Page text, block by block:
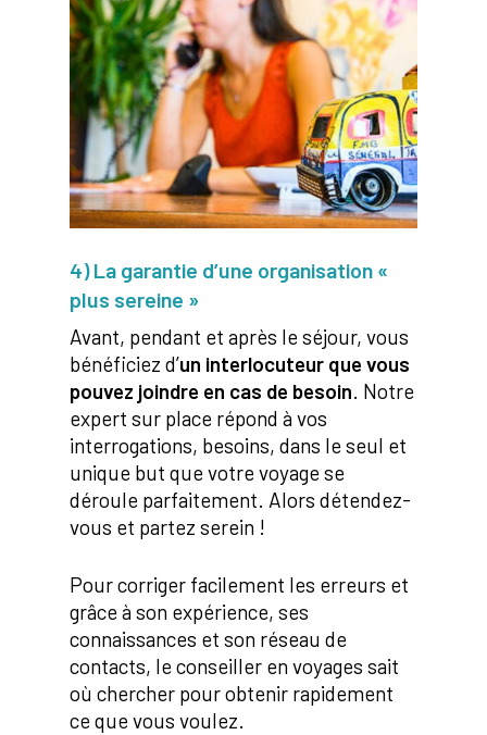
4) La garantie d’une organisation «
plus sereine »
Avant, pendant et après le séjour, vous
bénéficiez d’un interlocuteur que vous
pouvez joindre en cas de besoin. Notre
expert sur place répond à vos
interrogations, besoins, dans le seul et
unique but que votre voyage se
déroule parfaitement. Alors détendez-
vous et partez serein !
Pour corriger facilement les erreurs et
grâce à son expérience, ses
connaissances et son réseau de
contacts, le conseiller en voyages sait
où chercher pour obtenir rapidement
ce que vous voulez.